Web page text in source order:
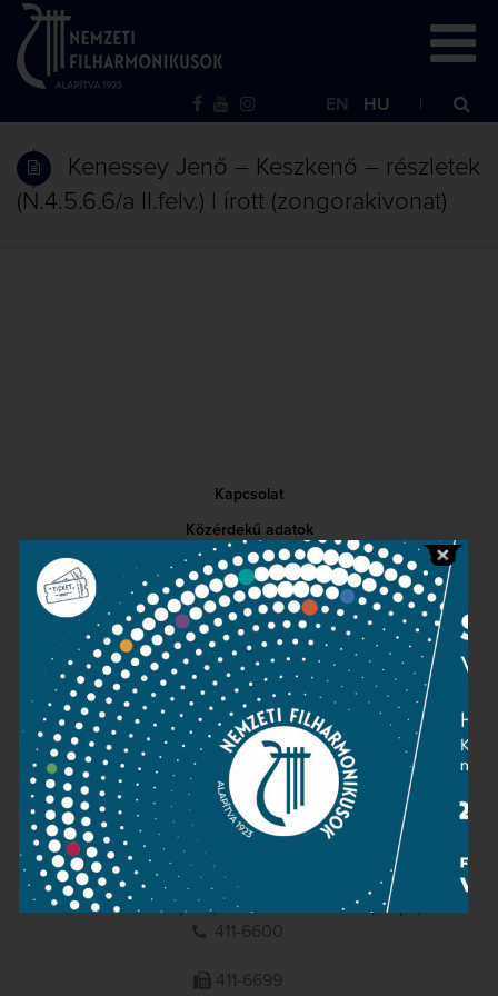
EN HU
Kenessey Jenő – Keszkenő – részletek
(N.4.5.6.6/a II.felv.) | írott (zongorakivonat)
Kapcsolat
Közérdekű adatok
Sajtószoba
Adatvédelem
Impresszum
NEMZETI
FILHARMONIKUSOK
1095 Budapest, Komor Marcell u. 1. (Müpa)
411-6600
411-6699